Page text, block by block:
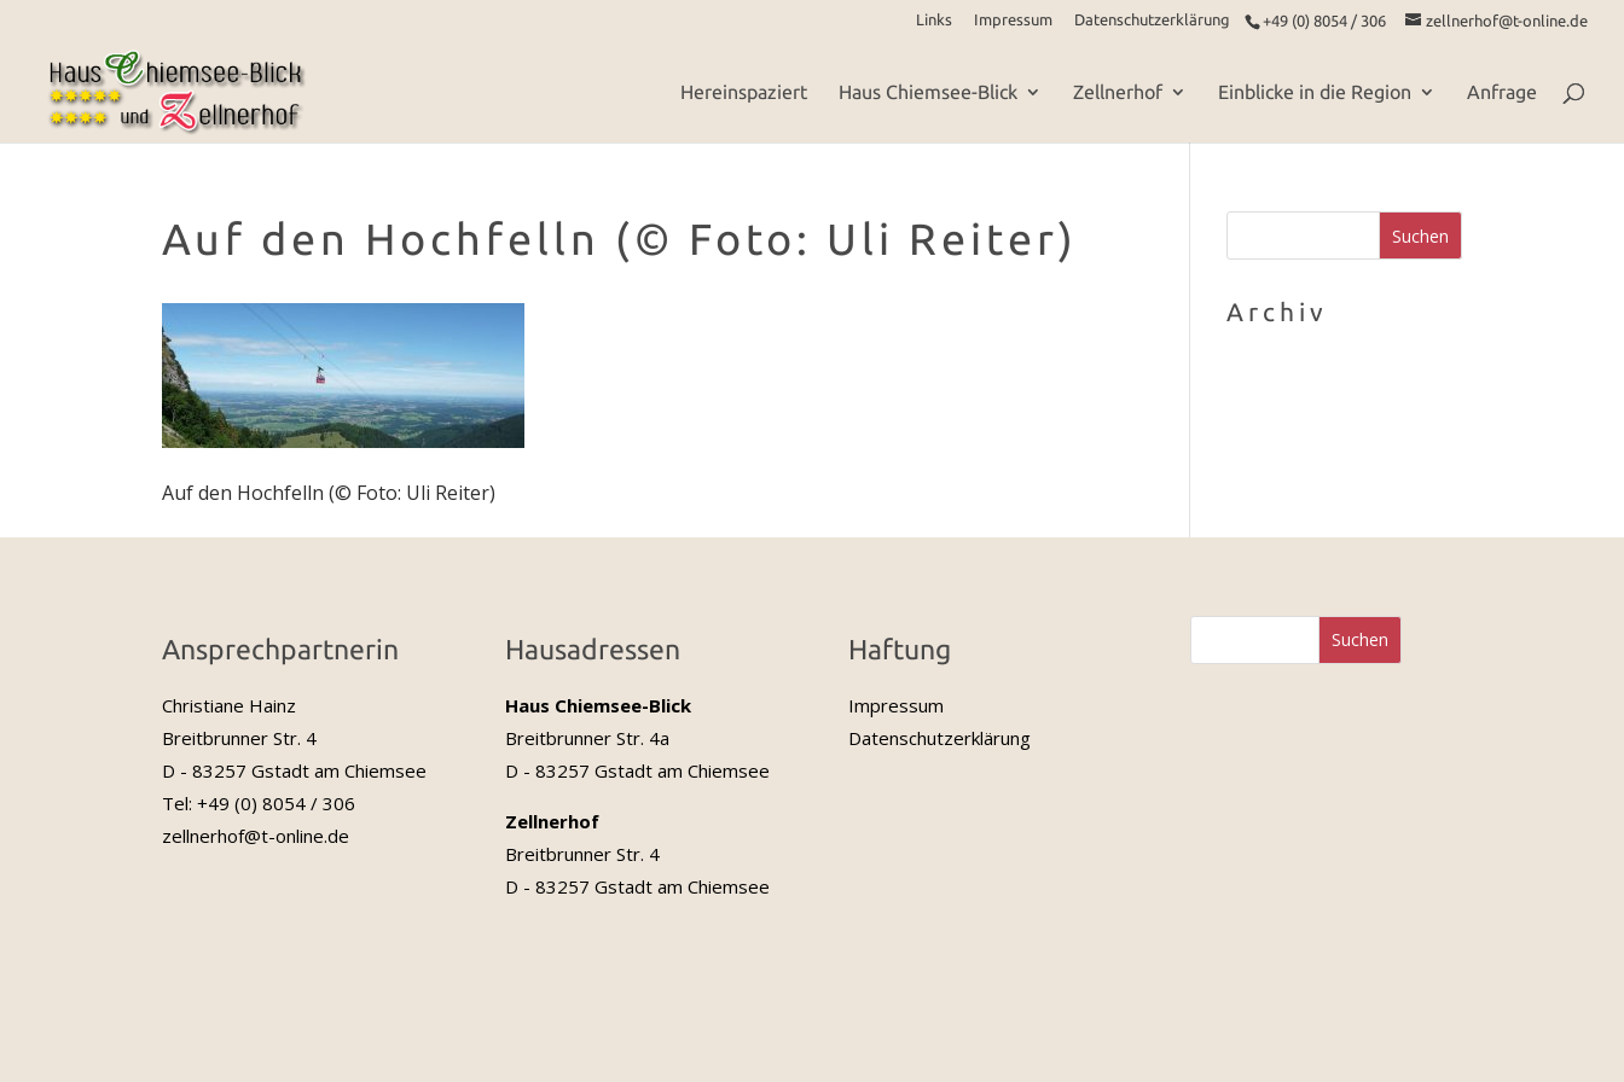
+49 (0) 8054 / 306 zellnerhof@t-online.de
Links Impressum Datenschutzerklärung
Hereinspaziert Haus Chiemsee-Blick Zellnerhof Einblicke in die Region Anfrage
Auf den Hochfelln (© Foto: Uli Reiter)
Auf den Hochfelln (© Foto: Uli Reiter)
Archiv
Ansprechpartnerin
Christiane Hainz
Breitbrunner Str. 4
D - 83257 Gstadt am Chiemsee
Tel: +49 (0) 8054 / 306
zellnerhof@t-online.de
Hausadressen
Haus Chiemsee-Blick
Breitbrunner Str. 4a
D - 83257 Gstadt am Chiemsee
Zellnerhof
Breitbrunner Str. 4
D - 83257 Gstadt am Chiemsee
Haftung
Impressum
Datenschutzerklärung